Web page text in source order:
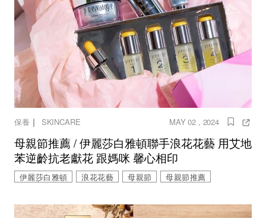
保養 ｜ SKINCARE MAY 02 , 2024
母親節推薦 / 伊麗莎白雅頓聯手浪花花藝 用艾地
苯逆齡抗老獻花 跟媽咪 馨心相印
伊麗莎白雅頓 浪花花藝 母親節 母親節推薦